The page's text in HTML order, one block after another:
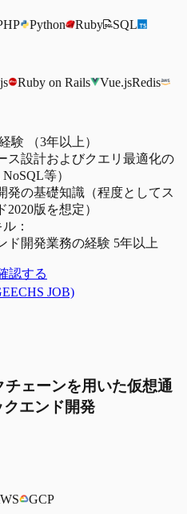
Python Ruby
SQL
Ruby on Rails Vue.jsRedis
験 （3年以上）
ス設計およびクエリ最適化の
等）
発の基礎知識（程度としてス
2020版を想定）
：
ド開発業務の経験 5年以上
認する
JOB)
ェーンを用いた仮想通
エンド開発
GCP